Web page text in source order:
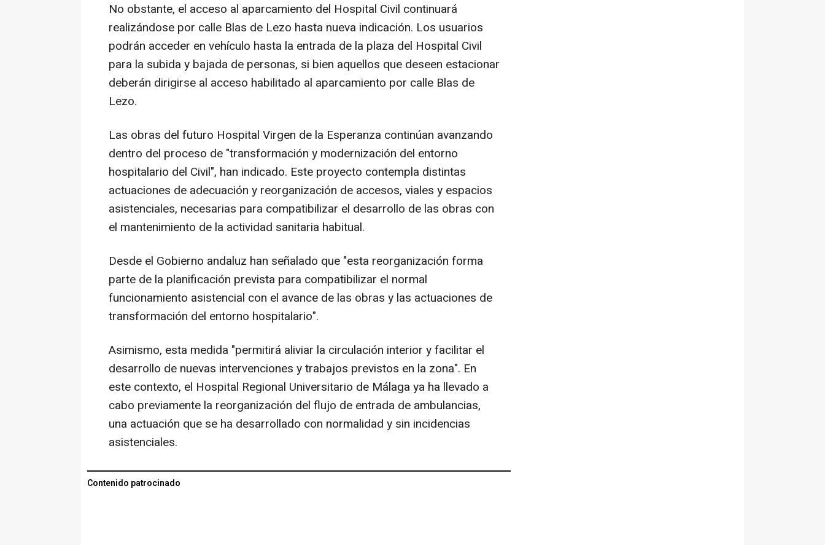
No obstante, el acceso al aparcamiento del Hospital Civil continuará
realizándose por calle Blas de Lezo hasta nueva indicación. Los usuarios
podrán acceder en vehículo hasta la entrada de la plaza del Hospital Civil
para la subida y bajada de personas, si bien aquellos que deseen estacionar
deberán dirigirse al acceso habilitado al aparcamiento por calle Blas de
Lezo.
Las obras del futuro Hospital Virgen de la Esperanza continúan avanzando
dentro del proceso de "transformación y modernización del entorno
hospitalario del Civil", han indicado. Este proyecto contempla distintas
actuaciones de adecuación y reorganización de accesos, viales y espacios
asistenciales, necesarias para compatibilizar el desarrollo de las obras con
el mantenimiento de la actividad sanitaria habitual.
Desde el Gobierno andaluz han señalado que "esta reorganización forma
parte de la planificación prevista para compatibilizar el normal
funcionamiento asistencial con el avance de las obras y las actuaciones de
transformación del entorno hospitalario".
Asimismo, esta medida "permitirá aliviar la circulación interior y facilitar el
desarrollo de nuevas intervenciones y trabajos previstos en la zona". En
este contexto, el Hospital Regional Universitario de Málaga ya ha llevado a
cabo previamente la reorganización del flujo de entrada de ambulancias,
una actuación que se ha desarrollado con normalidad y sin incidencias
asistenciales.
Contenido patrocinado